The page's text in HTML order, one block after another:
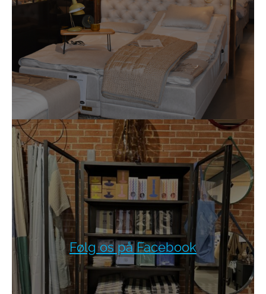
Følg os på Facebook